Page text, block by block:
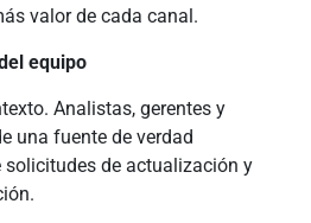
valor de cada canal.
equipo
Analistas, gerentes y
una fuente de verdad
solicitudes de actualización y